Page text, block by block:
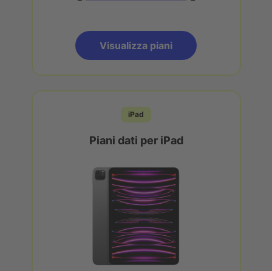
Visualizza piani
iPad
Piani dati per iPad